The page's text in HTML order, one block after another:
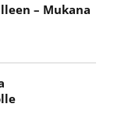
– Mukana